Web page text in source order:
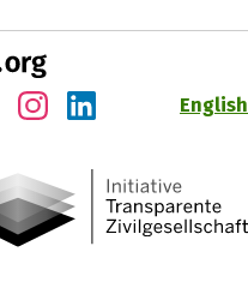
English